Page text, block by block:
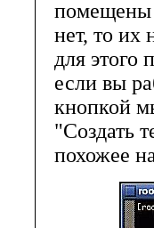
помещены
нет, то их
для этого
если вы
кнопкой
"Создать
похожее